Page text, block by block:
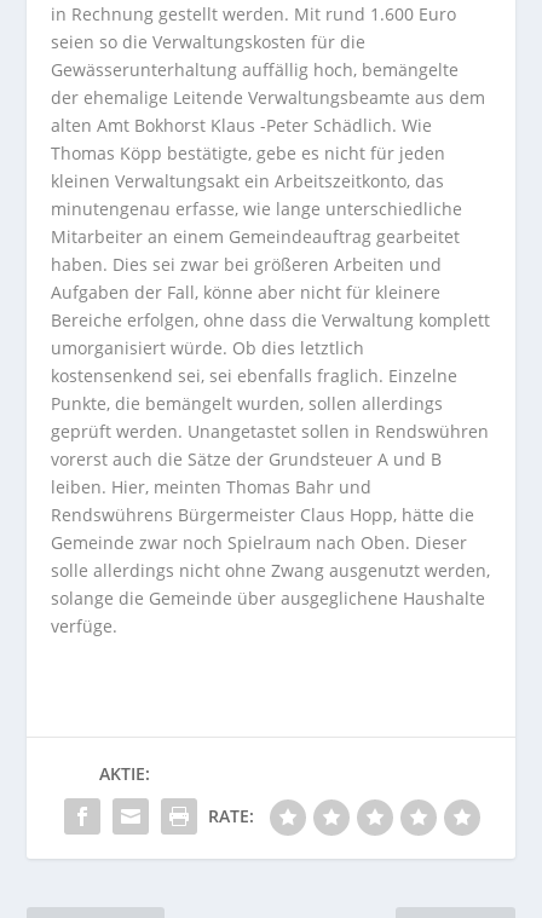
in Rechnung gestellt werden. Mit rund 1.600 Euro
seien so die Verwaltungskosten für die
Gewässerunterhaltung auffällig hoch, bemängelte
der ehemalige Leitende Verwaltungsbeamte aus dem
alten Amt Bokhorst Klaus -Peter Schädlich. Wie
Thomas Köpp bestätigte, gebe es nicht für jeden
kleinen Verwaltungsakt ein Arbeitszeitkonto, das
minutengenau erfasse, wie lange unterschiedliche
Mitarbeiter an einem Gemeindeauftrag gearbeitet
haben. Dies sei zwar bei größeren Arbeiten und
Aufgaben der Fall, könne aber nicht für kleinere
Bereiche erfolgen, ohne dass die Verwaltung komplett
umorganisiert würde. Ob dies letztlich
kostensenkend sei, sei ebenfalls fraglich. Einzelne
Punkte, die bemängelt wurden, sollen allerdings
geprüft werden. Unangetastet sollen in Rendswühren
vorerst auch die Sätze der Grundsteuer A und B
leiben. Hier, meinten Thomas Bahr und
Rendswührens Bürgermeister Claus Hopp, hätte die
Gemeinde zwar noch Spielraum nach Oben. Dieser
solle allerdings nicht ohne Zwang ausgenutzt werden,
solange die Gemeinde über ausgeglichene Haushalte
verfüge.
AKTIE:
RATE: